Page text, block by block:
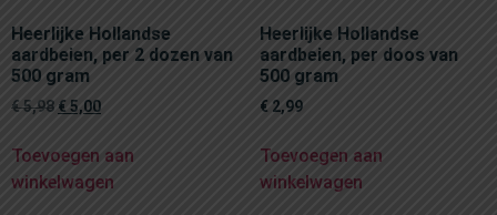
Heerlijke Hollandse
aardbeien, per 2 dozen van
500 gram
€5,98 € 5,00
Toevoegen aan
winkelwagen
Heerlijke Hollandse
aardbeien, per doos van
500 gram
€ 2,99
Toevoegen aan
winkelwagen